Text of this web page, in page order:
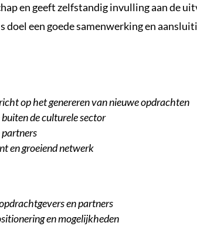
en geeft zelfstandig invulling aan de
een goede samenwerking en
op het genereren van nieuwe opdrachten
de culturele sector
partners
en groeiend netwerk
en partners
en mogelijkheden